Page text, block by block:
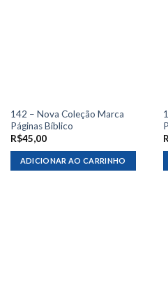
142 – Nova Coleção Marca
Páginas Bíblico
R$45,00
ADICIONAR AO CARRINHO